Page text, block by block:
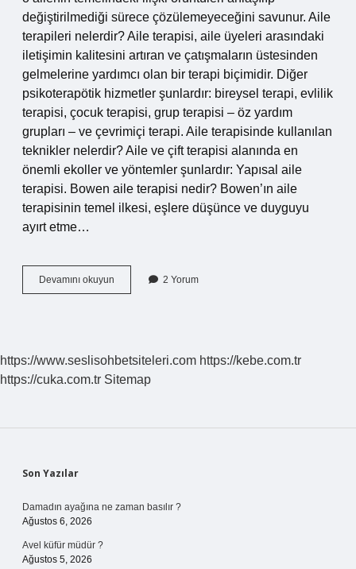
değiştirilmediği sürece çözülemeyeceğini savunur. Aile
terapileri nelerdir? Aile terapisi, aile üyeleri arasındaki
iletişimin kalitesini artıran ve çatışmaların üstesinden
gelmelerine yardımcı olan bir terapi biçimidir. Diğer
psikoterapötik hizmetler şunlardır: bireysel terapi, evlilik
terapisi, çocuk terapisi, grup terapisi – öz yardım
grupları – ve çevrimiçi terapi. Aile terapisinde kullanılan
teknikler nelerdir? Aile ve çift terapisi alanında en
önemli ekoller ve yöntemler şunlardır: Yapısal aile
terapisi. Bowen aile terapisi nedir? Bowen’ın aile
terapisinin temel ilkesi, eşlere düşünce ve duyguyu
ayırt etme…
Devamını okuyun
Kuşak
2 Yorum
https://www.seslisohbetsiteleri.com https://kebe.com.tr
https://cuka.com.tr Sitemap
Sidebar
Son Yazılar
Damadın ayağına ne zaman basılır ?
Ağustos 6, 2026
Avel küfür müdür ?
Ağustos 5, 2026